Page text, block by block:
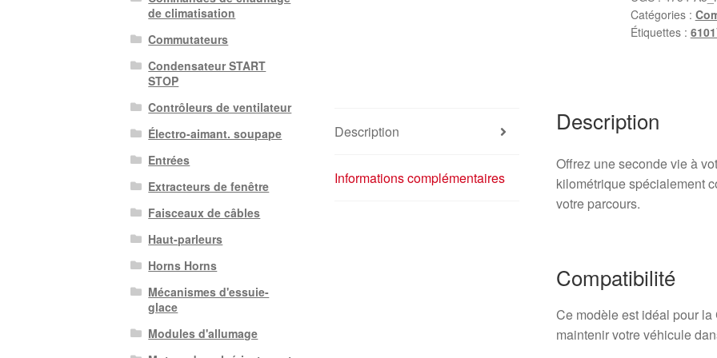
Xantia
9637657180
Catégories :
Étiquettes :
Description
Informations complémentaires
Description
Offrez une seconde vie à
kilométrique spécialement
votre parcours.
Compatibilité
Ce modèle est idéal pour la
maintenir votre véhicule
de climatisation
Commutateurs
Condensateur START
STOP
Contrôleurs de ventilateur
Électro-aimant. soupape
Entrées
Extracteurs de fenêtre
Faisceaux de câbles
Haut-parleurs
Horns Horns
Mécanismes d'essuie-
glace
Modules d'allumage